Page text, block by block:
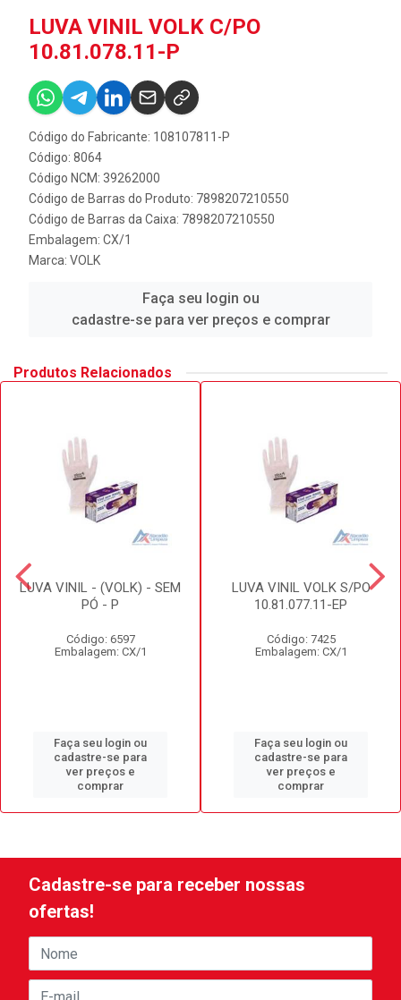
LUVA VINIL VOLK C/PO
10.81.078.11-P
Código do Fabricante: 108107811-P
Código: 8064
Código NCM: 39262000
Código de Barras do Produto: 7898207210550
Código de Barras da Caixa: 7898207210550
Embalagem: CX/1
Marca: VOLK
Faça seu login ou
cadastre-se para ver preços e comprar
Produtos Relacionados
LUVA VINIL - (VOLK) - SEM
PÓ - P
Código: 6597
Embalagem: CX/1
Faça seu login ou
cadastre-se para
ver preços e
comprar
LUVA VINIL VOLK S/PO
10.81.077.11-EP
Código: 7425
Embalagem: CX/1
Faça seu login ou
cadastre-se para
ver preços e
comprar
Cadastre-se para receber nossas
ofertas!